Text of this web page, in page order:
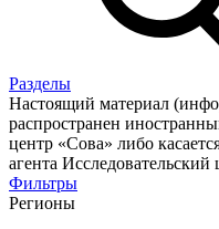
Разделы
Настоящий материал
распространен
центр «Сова» либо
агента Исследовательский
Фильтры
Регионы